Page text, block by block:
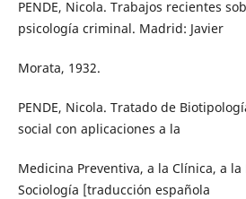
PENDE, Nicola. Trabajos recientes
psicología criminal. Madrid: Javier
Morata, 1932.
PENDE, Nicola. Tratado de
social con aplicaciones a la
Medicina Preventiva, a la Clínica, a
Sociología [traducción española